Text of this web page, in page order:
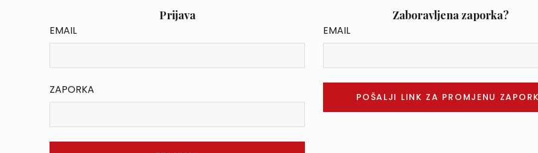
Prijava
EMAIL
ZAPORKA
Zaboravljena zaporka?
EMAIL